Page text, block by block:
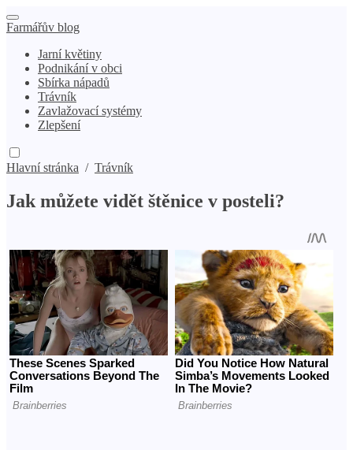
Farmářův blog
Jarní květiny
Podnikání v obci
Sbírka nápadů
Trávník
Zavlažovací systémy
Zlepšení
Hlavní stránka / Trávník
Jak můžete vidět štěnice v posteli?